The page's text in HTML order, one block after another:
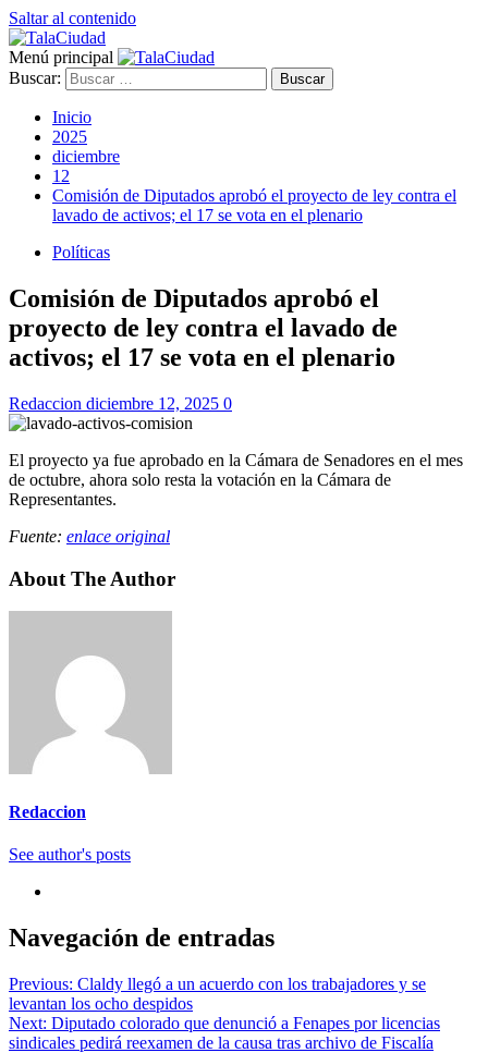
Saltar al contenido
Menú principal
Buscar:
Inicio
2025
diciembre
12
Comisión de Diputados aprobó el proyecto de ley contra el
lavado de activos; el 17 se vota en el plenario
Políticas
Comisión de Diputados aprobó el
proyecto de ley contra el lavado de
activos; el 17 se vota en el plenario
Redaccion diciembre 12, 2025 0
El proyecto ya fue aprobado en la Cámara de Senadores en el mes
de octubre, ahora solo resta la votación en la Cámara de
Representantes.
Fuente: enlace original
About The Author
Redaccion
See author's posts
Navegación de entradas
Previous: Claldy llegó a un acuerdo con los trabajadores y se
levantan los ocho despidos
Next: Diputado colorado que denunció a Fenapes por licencias
sindicales pedirá reexamen de la causa tras archivo de Fiscalía